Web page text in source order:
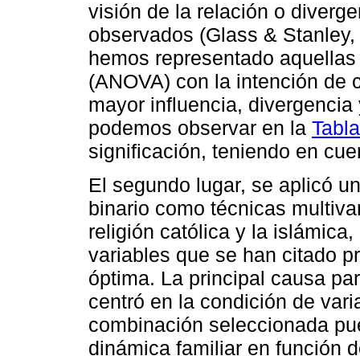
visión de la relación o
observados (Glass &
hemos representado
(ANOVA) con la intención de
mayor influencia,
podemos observar en la
significación, teniendo en
El segundo lugar, se aplicó
binario como técnicas
religión católica y la
variables que se han citado
óptima. La principal causa
centró en la condición de
combinación seleccionada
dinámica familiar en función